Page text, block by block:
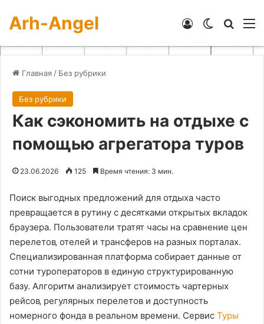
Arh-Angel Switch skin
Войти
Главная / Без рубрики
Без рубрики
Как сэкономить на отдыхе с
помощью агрегатора туров
23.06.2026 125 Время чтения: 3 мин.
Поиск выгодных предложений для отдыха часто
превращается в рутину с десятками открытых вкладок
браузера. Пользователи тратят часы на сравнение цен
перелетов‚ отелей и трансферов на разных порталах.
Специализированная платформа собирает данные от
сотни туроператоров в единую структурированную
базу. Алгоритм анализирует стоимость чартерных
рейсов‚ регулярных перелетов и доступность
номерного фонда в реальном времени. Сервис Туры